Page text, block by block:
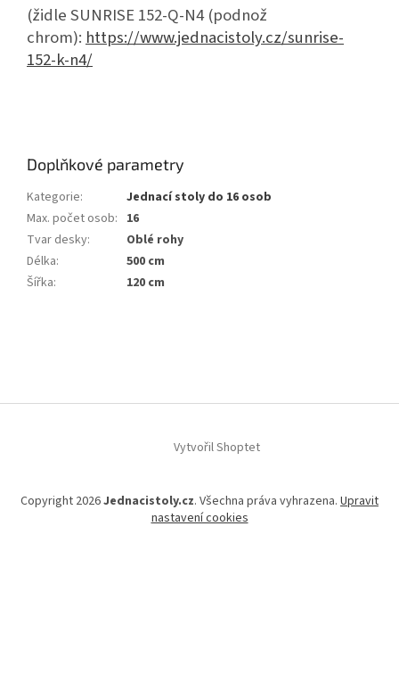
(židle SUNRISE 152-Q-N4 (podnož
chrom): https://www.jednacistoly.cz/sunrise-
152-k-n4/
Doplňkové parametry
Kategorie:
Jednací stoly do 16 osob
Max. počet osob: 16
Tvar desky:
Oblé rohy
Délka:
500 cm
Šířka: 120 cm
Vytvořil Shoptet
Copyright 2026Jednacistoly.cz. Všechna práva vyhrazena. Upravit
nastavení cookies